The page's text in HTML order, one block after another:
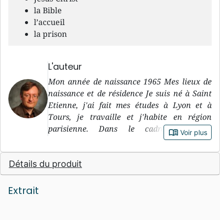
la Bible
l’accueil
la prison
L'auteur
Mon année de naissance 1965 Mes lieux de
naissance et de résidence Je suis né à Saint
Etienne, j'ai fait mes études à Lyon et à
Tours, je travaille et j'habite en région
parisienne. Dans le cadre privé et
professionnel j'ai fait de très nombreux
voyages: en Thaïlande, le pays de ma femme,
en Corée, au Japon, en Inde, en Afrique du
Sud, en Russie, en Egypte, beaucoup en
book_open Voir plus
Détails du produit
Extrait